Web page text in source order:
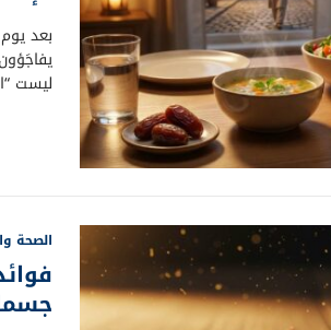
بعد
ليست
الصحة
جسمك 11